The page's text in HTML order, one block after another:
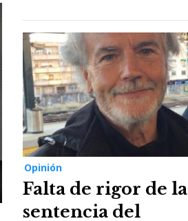
Opinión
Falta de rigor de la
sentencia del